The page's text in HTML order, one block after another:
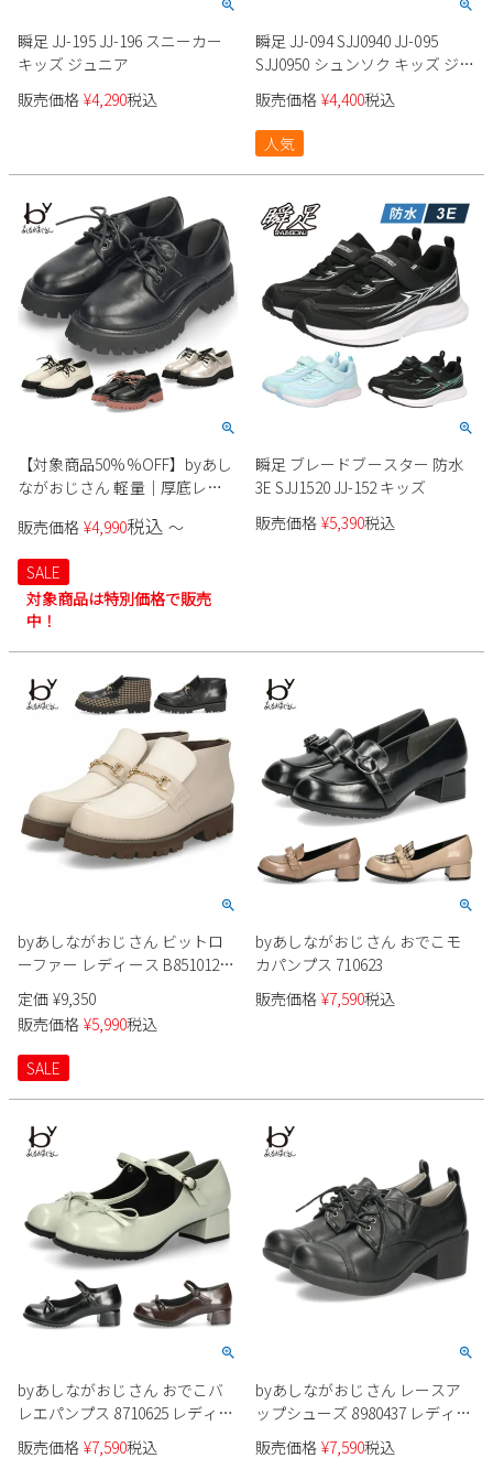
SKECHERS
moz
puma
Parade
EDWIN
new balance
SKECHERS
new balance
ビジネスバッグ
トートバッグ
財布
ご利用ガイド
会員サービス
メルマガ購買
営業日カレンダー
休業日 お問い合わせ窓口休業日
2026 年8月
1
9
10
23
24 25
2026 年9月
日 月 火
土
1
3 4
5
7 8 10 11
12
13
15 17 18
19
20
22 24 25
27
28 29
新規会員登録
会社概要
特定商取引法に基づく表示
お問い合わせ
瞬足 JJ-195 JJ-196 スニーカー
キッズ ジュニア
販売価格 ¥4,290税込
瞬足 JJ-094 SJJ0940 JJ-095
SJJ0950 シュンソク キッズ ジュ
ニア スニーカー 上履き
販売価格 ¥4,400税込
人気
【対象商品50%%OFF】byあし
ながおじさん 軽量｜厚底レー
販売価格 ¥4,990税込 〜
SALE
対象商品は特別価格で販売
中！
瞬足 ブレードブースター 防水
3E SJJ1520 JJ-152 キッズ
販売価格 ¥5,390税込
byあしながおじさん ビットロ
ーファー レディース B8510127
軽量 金具 スリッポン ショート
ブーツ シューズ 厚底 おしゃれ
定価 ¥9,350
販売価格 ¥5,990税込
SALE
byあしながおじさん おでこモ
カパンプス 710623
販売価格 ¥7,590税込
byあしながおじさん おでこバ
レエパンプス 8710625 レディー
ス
販売価格 ¥7,590税込
byあしながおじさん レースア
ップシューズ 8980437 レディー
ス
販売価格 ¥7,590税込